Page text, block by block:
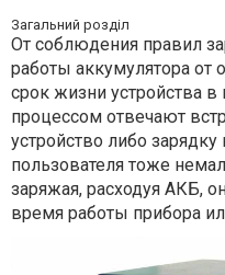
Загальний розділ
От соблюдения правил
работы аккумулятора от
срок жизни устройства
процессом отвечают
устройство либо
пользователя тоже
заряжая, расходуя АКБ,
время работы прибора